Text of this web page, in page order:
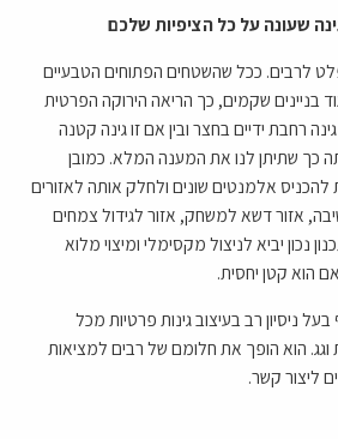
שעונה על כל הציפיות שלכם
לרבים. ככל שהשטחים הפתוחים הטבעיים
בניינים שקמים, כך הריאה הירוקה הפרטית
רחבת ידיים בחצר ובין אם זו גינה קטנה
כך שתיתן לנו את המענה המלא. כמובן
להכניס אלמנטים שונים ולחלק אותה לאזורים
אזור דשא למשחק, אזור לגידול צמחים
נכון יביא לניצול מקסימלי ומיצוי מלוא
הוא קטן יחסית.
ניסיון רב בעיצוב גינות פרטיות מכל
וגג. הוא הופך את חלומם של רבים למציאות
ליצור קשר.